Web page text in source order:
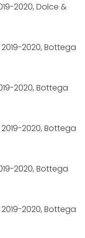
2020, Dolce &
2020, Bottega
2020, Bottega